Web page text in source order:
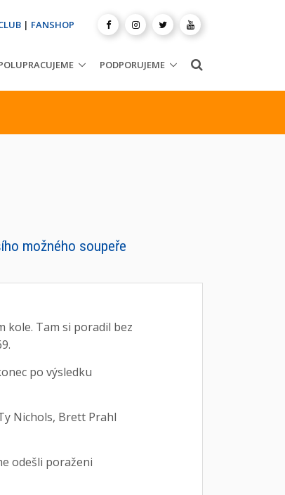
| FANSHOP
PODPORUJEME
možného soupeře
kole. Tam si poradil bez
po výsledku
Nichols, Brett Prahl
odešli poraženi